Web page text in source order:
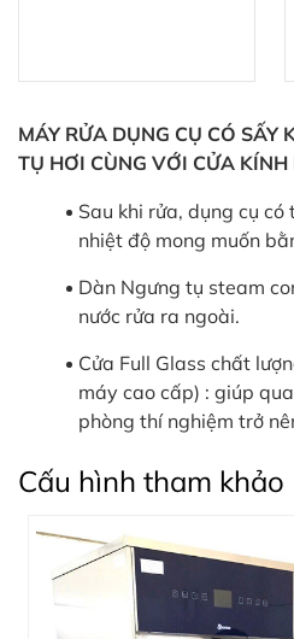
MÁY RỬA DỤNG CỤ CÓ SẤY
TỤ HƠI CÙNG VỚI CỬA KÍNH
Sau khi rửa, dụng cụ
nhiệt độ mong muốn
Dàn Ngưng tụ steam
nước rửa ra ngoài.
Cửa Full Glass chất
máy cao cấp) : giúp
phòng thí nghiệm trở
Cấu hình tham khảo